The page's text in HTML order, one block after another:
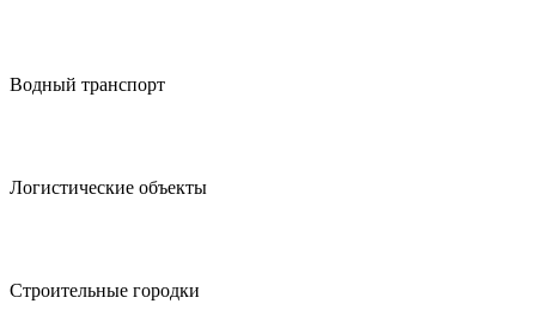
Водный транспорт
Логистические объекты
Строительные городки